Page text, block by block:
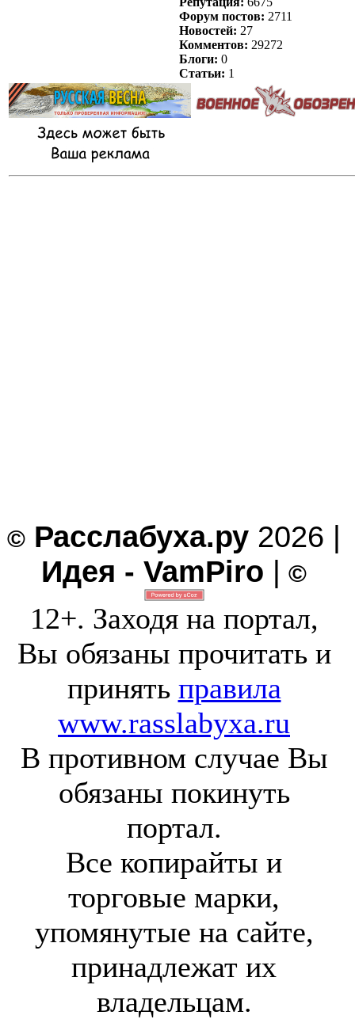
Форум постов: 2711
Новостей: 27
Комментов: 29272
Блоги: 0
Статьи: 1
© Расслабуха.ру 2026 |
Идея - VamPiro | ©
12+. Заходя на портал,
Вы обязаны прочитать и
принять правила
www.rasslabyxa.ru
В противном случае Вы
обязаны покинуть
портал.
Все копирайты и
торговые марки,
упомянутые на сайте,
принадлежат их
владельцам.